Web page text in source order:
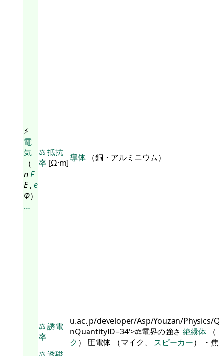
⚡
電
気
（
nF
E, e
Φ）
…
⚖️抵抗
率 [Ω·m]導体 （銅・アルミニウム）
⚖️誘電
率
u.ac.jp/developer/Asp/Youzan/Physics/
nQuantityID=34'>⚖️電界の強さ 絶縁体 （
ク） 圧電体 （マイク、 スピーカー） ・
⚖️透磁